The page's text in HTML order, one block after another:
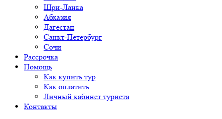
Шри-Ланка
Абхазия
Дагестан
Санкт-Петербург
Сочи
Рассрочка
Помощь
Как купить тур
Как оплатить
Личный кабинет туриста
Контакты